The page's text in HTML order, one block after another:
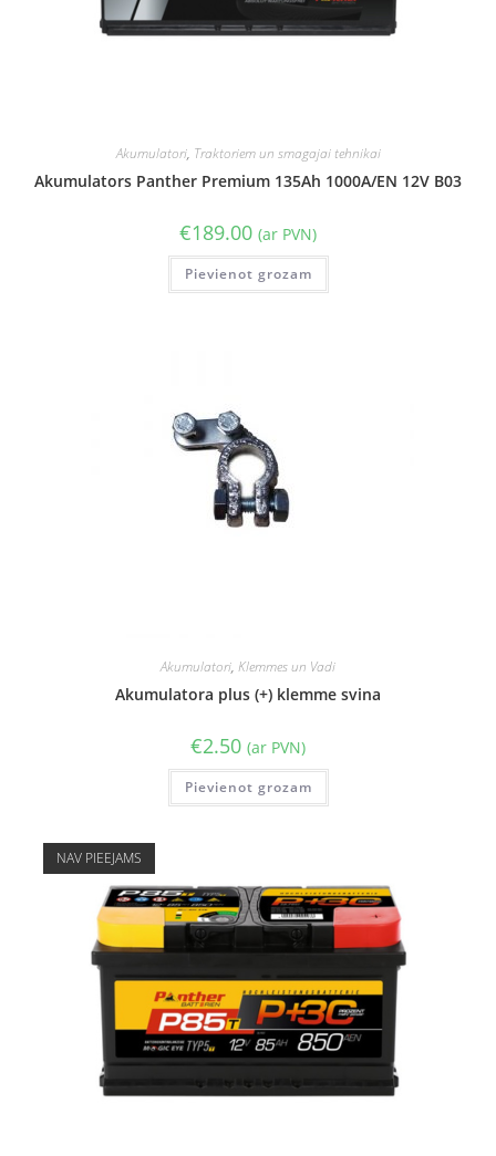
Akumulatori, Traktoriem un smagajai tehnikai
Akumulators Panther Premium 135Ah 1000A/EN 12V B03
€189.00 (ar PVN)
Pievienot grozam
Akumulatori, Klemmes un Vadi
Akumulatora plus (+) klemme svina
€2.50 (ar PVN)
Pievienot grozam
NAV PIEEJAMS